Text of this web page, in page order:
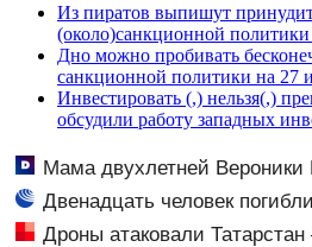
Из пиратов выпишут
(около)санкционной политики
Дно можно пробивать
санкционной политики на 27
Инвестировать (,) нельзя(,)
обсудили работу западных
Мама двухлетней
больнице, беременна: семья
Двенадцать человек
атаке ВСУ на Нижнекамск
Дроны атаковали